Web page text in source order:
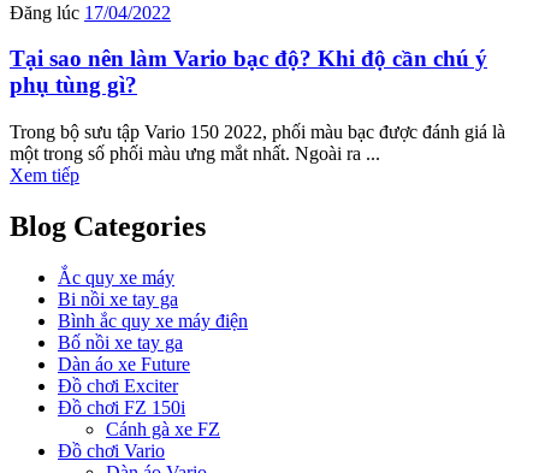
Đăng lúc 17/04/2022
Tại sao nên làm Vario bạc độ? Khi độ cần chú ý
phụ tùng gì?
Trong bộ sưu tập Vario 150 2022, phối màu bạc được đánh giá là
một trong số phối màu ưng mắt nhất. Ngoài ra ...
Xem tiếp
Blog Categories
Ắc quy xe máy
Bi nồi xe tay ga
Bình ắc quy xe máy điện
Bố nồi xe tay ga
Dàn áo xe Future
Đồ chơi Exciter
Đồ chơi FZ 150i
Cánh gà xe FZ
Đồ chơi Vario